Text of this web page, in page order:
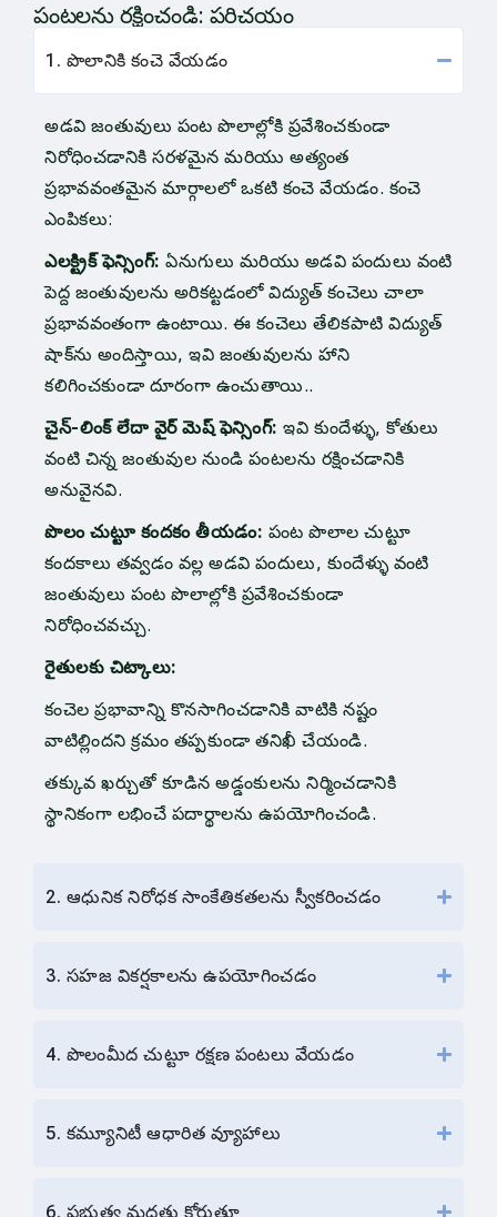
పంటలను రక్షించండి: పరిచయం
1. పొలానికి కంచె వేయడం
అడవి జంతువులు పంట పొలాల్లోకి ప్రవేశించకుండా
నిరోధించడానికి సరళమైన మరియు అత్యంత
ప్రభావవంతమైన మార్గాలలో ఒకటి కంచె వేయడం. కంచె
ఎంపికలు:
ఎలక్ట్రిక్ ఫెన్సింగ్: ఏనుగులు మరియు అడవి పందులు వంటి
పెద్ద జంతువులను అరికట్టడంలో విద్యుత్ కంచెలు చాలా
ప్రభావవంతంగా ఉంటాయి. ఈ కంచెలు తేలికపాటి విద్యుత్
షాక్‌ను అందిస్తాయి, ఇవి జంతువులను హాని
కలిగించకుండా దూరంగా ఉంచుతాయి..
చైన్-లింక్ లేదా వైర్ మెష్ ఫెన్సింగ్: ఇవి కుందేళ్ళు, కోతులు
వంటి చిన్న జంతువుల నుండి పంటలను రక్షించడానికి
అనువైనవి.
పొలం చుట్టూ కందకం తీయడం: పంట పొలాల చుట్టూ
కందకాలు తవ్వడం వల్ల అడవి పందులు, కుందేళ్ళు వంటి
జంతువులు పంట పొలాల్లోకి ప్రవేశించకుండా
నిరోధించవచ్చు.
రైతులకు చిట్కాలు:
కంచెల ప్రభావాన్ని కొనసాగించడానికి వాటికి నష్టం
వాటిల్లిందని క్రమం తప్పకుండా తనిఖీ చేయండి.
తక్కువ ఖర్చుతో కూడిన అడ్డంకులను నిర్మించడానికి
స్థానికంగా లభించే పదార్థాలను ఉపయోగించండి.
2. ఆధునిక నిరోధక సాంకేతికతలను స్వీకరించడం
3. సహజ వికర్షకాలను ఉపయోగించడం
4. పొలంమీద చుట్టూ రక్షణ పంటలు వేయడం
5. కమ్యూనిటీ ఆధారిత వ్యూహాలు
6. ప్రభుత్వ మద్దతు కోరుతూ